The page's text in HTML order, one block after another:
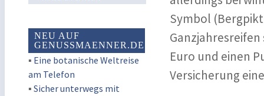
NEU AUF
GENUSSMAENNER.DE
▪ Eine botanische Weltreise
am Telefon
▪ Sicher unterwegs mit
Symbol
Euro und einen
Versicherung